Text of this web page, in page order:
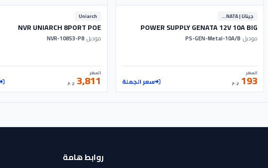
جيناتا | GENATA
POWER SUPPLY GENATA 12V 10A BIG
موديل:
السعر
193 ج.م سعر الجملة
Uniarch
NVR UNIARCH 8PORT POE
موديل:
السعر
3,811 ج.م
روابط هامة